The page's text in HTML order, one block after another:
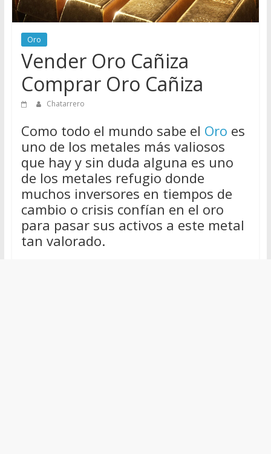
de
Chatarreros
para
vender
Chatarra
Oro
Vender Oro Cañiza
Comprar Oro Cañiza
Chatarrero
Como todo el mundo sabe el Oro es
uno de los metales más valiosos
que hay y sin duda alguna es uno
de los metales refugio donde
muchos inversores en tiempos de
cambio o crisis confían en el oro
para pasar sus activos a este metal
tan valorado.